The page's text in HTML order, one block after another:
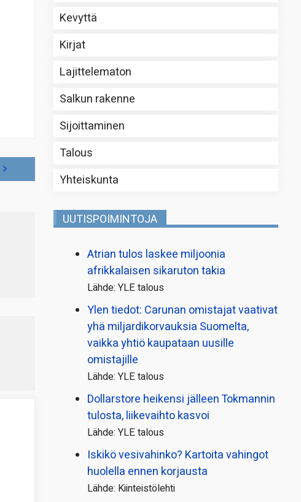
Kevyttä
Kirjat
Lajittelematon
Salkun rakenne
Sijoittaminen
Talous
Yhteiskunta
UUTISPOIMINTOJA
Atrian tulos laskee miljoonia
afrikkalaisen sikaruton takia
Lähde: YLE talous
Ylen tiedot: Carunan omistajat vaativat
yhä miljardi­korvauksia Suomelta,
vaikka yhtiö kaupataan uusille
omistajille
Lähde: YLE talous
Dollarstore heikensi jälleen Tokmannin
tulosta, liikevaihto kasvoi
Lähde: YLE talous
Iskikö vesivahinko? Kartoita vahingot
huolella ennen korjausta
Lähde: Kiinteistölehti